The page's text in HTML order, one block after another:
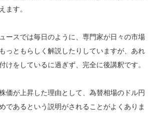
ます。
ースでは毎日のように、専門家が日々の市場
っともらしく解説したりしていますが、あれ
けをしているに過ぎず、完全に後講釈です。
価が上昇した理由として、為替相場のドル円
であるという説明がされることがよくありま